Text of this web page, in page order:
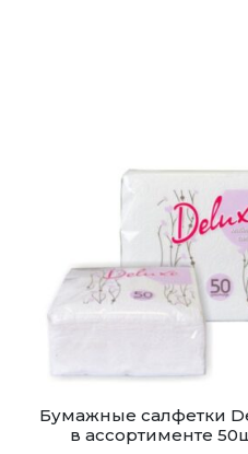
Бумажные салфетки
в ассортименте